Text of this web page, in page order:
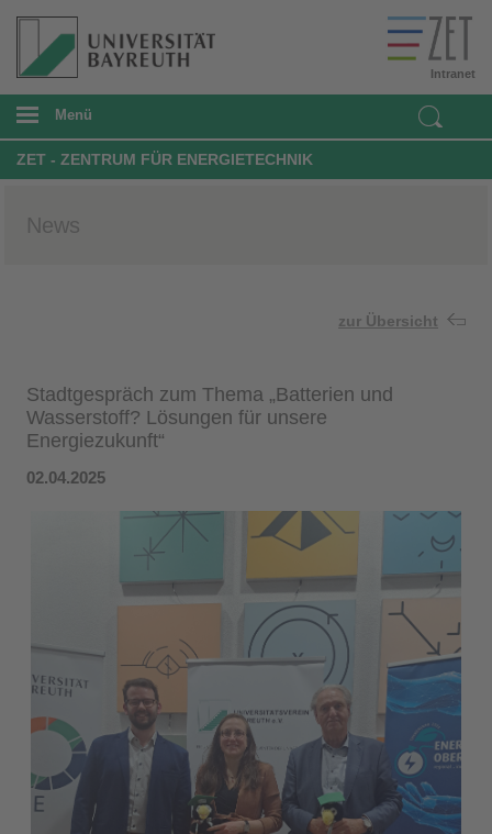
Intranet
Menü
ZET - ZENTRUM FÜR ENERGIETECHNIK
News
zur Übersicht
Stadtgespräch zum Thema „Batterien und
Wasserstoff? Lösungen für unsere
Energiezukunft“
02.04.2025